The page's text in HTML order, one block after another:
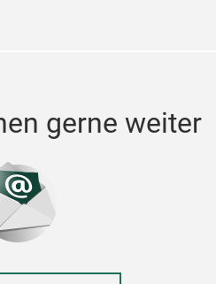
gerne weiter